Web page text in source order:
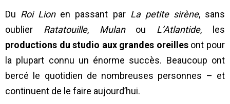
Du Roi Lionen passant par La petite sirène, sans
oublier Ratatouille, Mulanou L’Atlantide, les
productions du studio aux grandes oreillesont pour
la plupart connu un énorme succès. Beaucoup ont
bercé le quotidien de nombreuses personnes – et
continuent de le faire aujourd’hui.